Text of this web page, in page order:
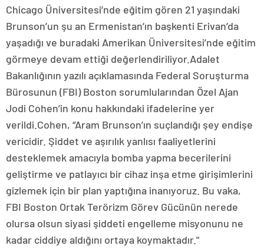
Chicago Üniversitesi’nde eğitim gören 21 yaşındaki
Brunson’un şu an Ermenistan’ın başkenti Erivan’da
yaşadığı ve buradaki Amerikan Üniversitesi’nde eğitim
görmeye devam ettiği değerlendiriliyor.Adalet
Bakanlığının yazılı açıklamasında Federal Soruşturma
Bürosunun (FBI) Boston sorumlularından Özel Ajan
Jodi Cohen’in konu hakkındaki ifadelerine yer
verildi.Cohen, “Aram Brunson’ın suçlandığı şey endişe
vericidir. Şiddet ve aşırılık yanlısı faaliyetlerini
desteklemek amacıyla bomba yapma becerilerini
geliştirme ve patlayıcı bir cihaz inşa etme girişimlerini
gizlemek için bir plan yaptığına inanıyoruz. Bu vaka,
FBI Boston Ortak Terörizm Görev Gücünün nerede
olursa olsun siyasi şiddeti engelleme misyonunu ne
kadar ciddiye aldığını ortaya koymaktadır."